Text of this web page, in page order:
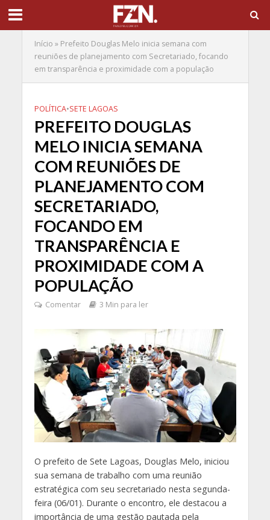
Início » Prefeito Douglas Melo inicia semana com
reuniões de planejamento com Secretariado, focando
em transparência e proximidade com a população
POLÍTICA•SETE LAGOAS
PREFEITO DOUGLAS
MELO INICIA SEMANA
COM REUNIÕES DE
PLANEJAMENTO COM
SECRETARIADO,
FOCANDO EM
TRANSPARÊNCIA E
PROXIMIDADE COM A
POPULAÇÃO
Comentar 3 Min para ler
O prefeito de Sete Lagoas, Douglas Melo, iniciou
sua semana de trabalho com uma reunião
estratégica com seu secretariado nesta segunda-
feira (06/01). Durante o encontro, ele destacou a
importância de uma gestão pautada pela